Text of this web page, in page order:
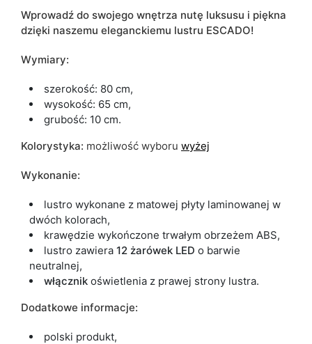
Wprowadź do swojego wnętrza nutę luksusu i piękna
dzięki naszemu eleganckiemu lustru ESCADO!
Wymiary:
szerokość: 80 cm,
wysokość: 65 cm,
grubość: 10 cm.
Kolorystyka: możliwość wyboru wyżej
Wykonanie:
lustro wykonane z matowej płyty laminowanej w
dwóch kolorach,
krawędzie wykończone trwałym obrzeżem ABS,
lustro zawiera 12 żarówek LED o barwie
neutralnej,
włącznik oświetlenia z prawej strony lustra.
Dodatkowe informacje:
polski produkt,